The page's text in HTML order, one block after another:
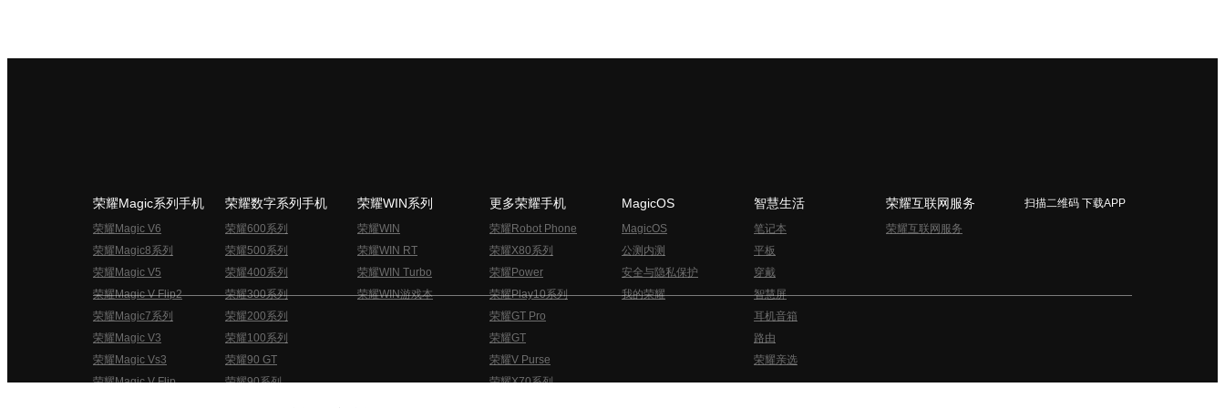
荣耀Magic系列手机
荣耀Magic V6
荣耀Magic8系列
荣耀Magic V5
荣耀Magic V Flip2
荣耀Magic7系列
荣耀Magic V3
荣耀Magic Vs3
荣耀Magic V Flip
荣耀数字系列手机
荣耀600系列
荣耀500系列
荣耀400系列
荣耀300系列
荣耀200系列
荣耀100系列
荣耀90 GT
荣耀90系列
荣耀WIN系列
荣耀WIN
荣耀WIN RT
荣耀WIN Turbo
荣耀WIN游戏本
更多荣耀手机
荣耀Robot Phone
荣耀X80系列
荣耀Power
荣耀Play10系列
荣耀GT Pro
荣耀GT
荣耀V Purse
荣耀X70系列
MagicOS
MagicOS
公测内测
安全与隐私保护
我的荣耀
智慧生活
笔记本
平板
穿戴
智慧屏
耳机音箱
路由
荣耀亲选
荣耀互联网服务
荣耀互联网服务
扫描二维码 下载APP